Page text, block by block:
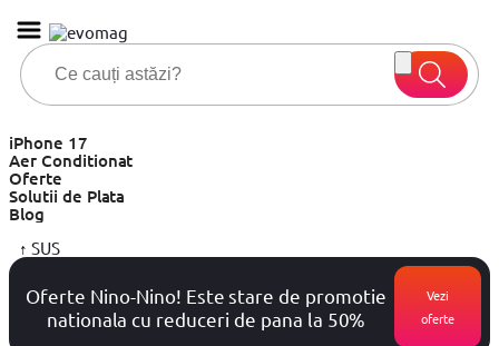
iPhone 17
Aer Conditionat
Oferte
Solutii de Plata
Blog
↑ SUS
Oferte Nino-Nino! Este stare de promotie
nationala cu reduceri de pana la 50%
Vezi
oferte